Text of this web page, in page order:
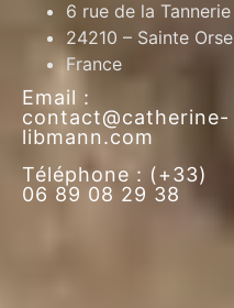
6 rue de la Tannerie
24210 – Sainte Orse
France
Email :
contact@catherine-
libmann.com
Téléphone : (+33)
06 89 08 29 38